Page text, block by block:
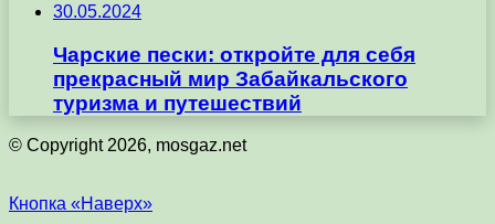
30.05.2024
Чарские пески: откройте для себя
прекрасный мир Забайкальского
туризма и путешествий
© Copyright 2026, mosgaz.net
Кнопка «Наверх»